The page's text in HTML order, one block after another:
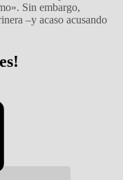
Sin embargo,
–y acaso acusando